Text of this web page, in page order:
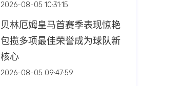
2026-08-05 10:31:15
贝林厄姆皇马首赛季表现惊艳
包揽多项最佳荣誉成为球队新
核心
2026-08-05 09:47:59